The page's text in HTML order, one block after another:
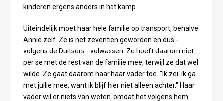
kinderen ergens anders in het kamp.
Uiteindelijk moet haar hele familie op transport, behalve
Annie zelf. Ze is net zeventien geworden en dus -
volgens de Duitsers - volwassen. Ze hoeft daarom niet
per se met de rest van de familie mee, terwijl ze dat wel
wilde. Ze gaat daarom naar haar vader toe. "Ik zei: ik ga
met jullie mee, want ik blijf hier niet alleen achter." Haar
vader wil er niets van weten, omdat het volgens hem